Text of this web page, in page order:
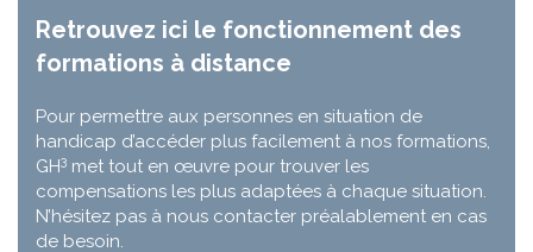
Retrouvez ici le fonctionnement des
formations à distance
Pour permettre aux personnes en situation de
handicap d’accéder plus facilement à nos formations,
GH3 met tout en œuvre pour trouver les
compensations les plus adaptées à chaque situation.
N’hésitez pas à nous contacter préalablement en cas
de besoin.